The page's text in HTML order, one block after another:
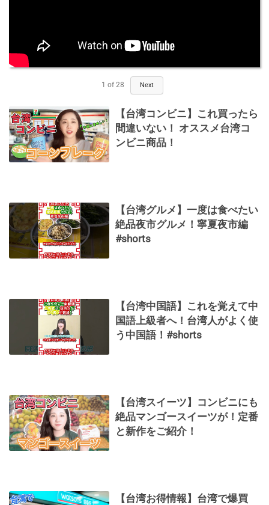
1 of 28 Next
【台湾コンビニ】これ買ったら
間違いない！ オススメ台湾コ
ンビニ商品！
【台湾グルメ】一度は食べたい
絶品夜市グルメ！寧夏夜市編
#shorts
【台湾中国語】これを覚えて中
国語上級者へ！台湾人がよく使
う中国語！#shorts
【台湾スイーツ】コンビニにも
絶品マンゴースイーツが！定番
と新作をご紹介！
【台湾お得情報】台湾で爆買